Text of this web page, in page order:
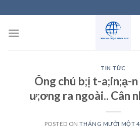
to
content
TIN TỨC
Ông chú b;ị t-a;in;ạ-
ư;ơng ra ngoài.. Cân
POSTED ONTHÁNG MƯỜI MỘT